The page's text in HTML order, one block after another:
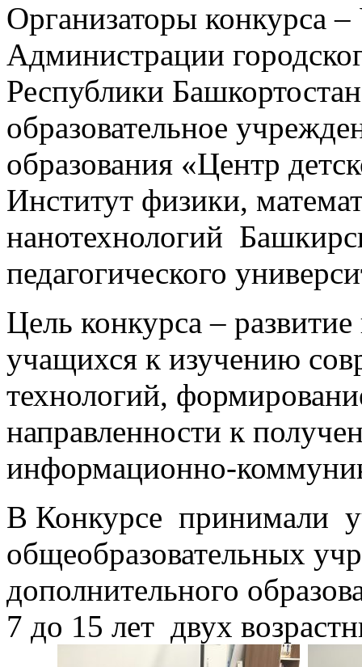
Организаторы конкурса
Администрации
Республики
образовательное
образования «Центр
Институт физики,
нанотехнологий
педагогического
Цель конкурса –
учащихся к изучению
технологий,
направленности к
информационно-
В Конкурсе принимали
общеобразовательных
дополнительного
7 до 15 лет двух